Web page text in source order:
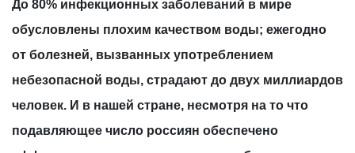
До 80% инфекционных заболеваний в мире
обусловлены плохим качеством воды; ежегодно
от болезней, вызванных употреблением
небезопасной воды, страдают до двух миллиардов
человек. И в нашей стране, несмотря на то что
подавляющее число россиян обеспечено